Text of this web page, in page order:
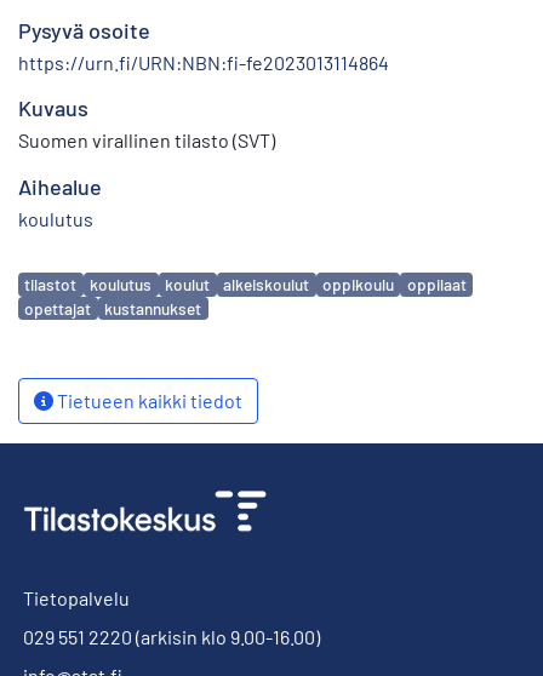
Pysyvä osoite
https://urn.fi/URN:NBN:fi-fe2023013114864
Kuvaus
Suomen virallinen tilasto (SVT)
Aihealue
koulutus
Avainsanat
tilastot koulutus koulut alkeiskoulut oppikoulu
oppilaat
opettajat
kustannukset
Tietueen kaikki tiedot
Tietopalvelu
029 551 2220 (arkisin klo 9.00-16.00)